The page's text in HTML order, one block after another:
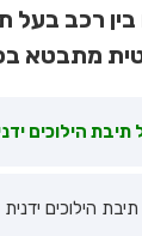
רכב בעל
מתבטא
הילוכים
הילוכים